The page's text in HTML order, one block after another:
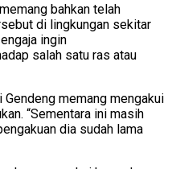
bahkan telah
di lingkungan sekitar
ingin
salah satu ras atau
Gendeng memang mengakui
“Sementara ini masih
dia sudah lama